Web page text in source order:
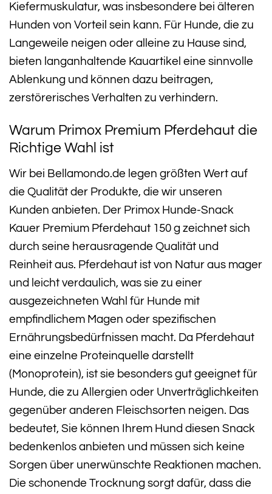
Kiefermuskulatur, was insbesondere bei älteren
Hunden von Vorteil sein kann. Für Hunde, die zu
Langeweile neigen oder alleine zu Hause sind,
bieten langanhaltende Kauartikel eine sinnvolle
Ablenkung und können dazu beitragen,
zerstörerisches Verhalten zu verhindern.
Warum Primox Premium Pferdehaut die
Richtige Wahl ist
Wir bei Bellamondo.de legen größten Wert auf
die Qualität der Produkte, die wir unseren
Kunden anbieten. Der Primox Hunde-Snack
Kauer Premium Pferdehaut 150 g zeichnet sich
durch seine herausragende Qualität und
Reinheit aus. Pferdehaut ist von Natur aus mager
und leicht verdaulich, was sie zu einer
ausgezeichneten Wahl für Hunde mit
empfindlichem Magen oder spezifischen
Ernährungsbedürfnissen macht. Da Pferdehaut
eine einzelne Proteinquelle darstellt
(Monoprotein), ist sie besonders gut geeignet für
Hunde, die zu Allergien oder Unverträglichkeiten
gegenüber anderen Fleischsorten neigen. Das
bedeutet, Sie können Ihrem Hund diesen Snack
bedenkenlos anbieten und müssen sich keine
Sorgen über unerwünschte Reaktionen machen.
Die schonende Trocknung sorgt dafür, dass die